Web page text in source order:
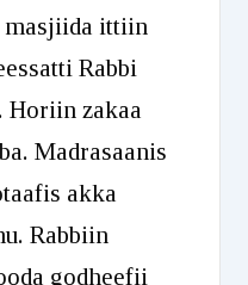
masjiida ittiin
Rabbi
Horiin zakaa
Madrasaanis
akka
Rabbiin
godheefii